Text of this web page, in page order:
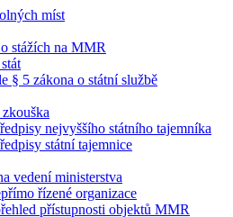
míst
stážích na MMR
§ 5 zákona o státní službě
nejvyššího státního tajemníka
státní tajemnice
vedení ministerstva
řízené organizace
přístupnosti objektů MMR